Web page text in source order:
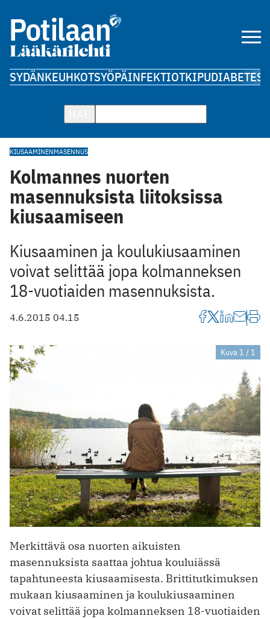
SYDÄNKEUHKOTSYÖPÄINFEKTIOTKIPUDIABETES
KIUSAAMINENMASENNUS
Kolmannes nuorten
masennuksista liitoksissa
kiusaamiseen
Kiusaaminen ja koulukiusaaminen
voivat selittää jopa kolmanneksen
18-vuotiaiden masennuksista.
4.6.2015 04.15
Kuva 1 / 1
Merkittävä osa nuorten aikuisten
masennuksista saattaa johtua kouluiässä
tapahtuneesta kiusaamisesta. Brittitutkimuksen
mukaan kiusaaminen ja koulukiusaaminen
voivat selittää jopa kolmanneksen 18-vuotiaiden